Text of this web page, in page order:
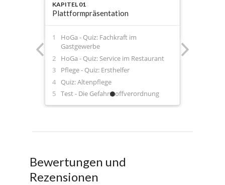
KAPITEL 01
Plattformpräsentation
HoGa - Quiz: Fachkraft im
Gastgewerbe
HoGa - Quiz: Service im Restaurant
Pflege - Quiz: Ersthelfer
Quiz: Altenpflege
Test - Die Gefahrstoffverordnung
Bewertungen und
Rezensionen